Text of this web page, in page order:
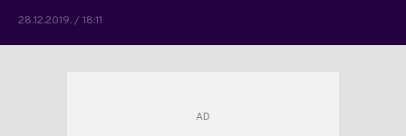
28.12.2019. / 18:11